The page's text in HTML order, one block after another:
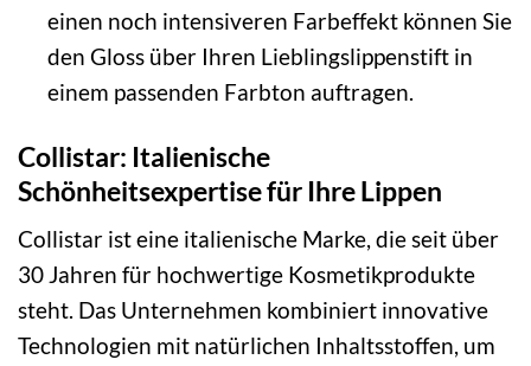
einen noch intensiveren Farbeffekt können Sie
den Gloss über Ihren Lieblingslippenstift in
einem passenden Farbton auftragen.
Collistar: Italienische
Schönheitsexpertise für Ihre Lippen
Collistar ist eine italienische Marke, die seit über
30 Jahren für hochwertige Kosmetikprodukte
steht. Das Unternehmen kombiniert innovative
Technologien mit natürlichen Inhaltsstoffen, um